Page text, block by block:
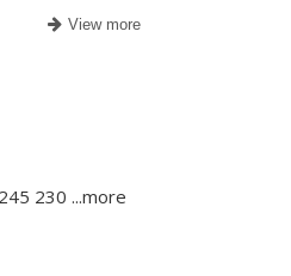
230 ...more